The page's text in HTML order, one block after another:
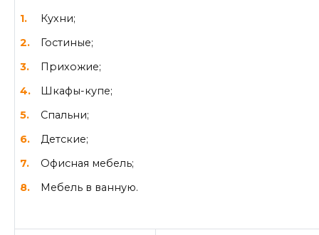
Кухни;
Гостиные;
Прихожие;
Шкафы-купе;
Спальни;
Детские;
Офисная мебель;
Мебель в ванную.